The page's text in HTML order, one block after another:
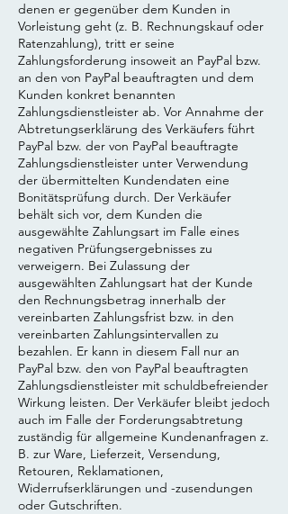
denen er gegenüber dem Kunden in
Vorleistung geht (z. B. Rechnungskauf oder
Ratenzahlung), tritt er seine
Zahlungsforderung insoweit an PayPal bzw.
an den von PayPal beauftragten und dem
Kunden konkret benannten
Zahlungsdienstleister ab. Vor Annahme der
Abtretungserklärung des Verkäufers führt
PayPal bzw. der von PayPal beauftragte
Zahlungsdienstleister unter Verwendung
der übermittelten Kundendaten eine
Bonitätsprüfung durch. Der Verkäufer
behält sich vor, dem Kunden die
ausgewählte Zahlungsart im Falle eines
negativen Prüfungsergebnisses zu
verweigern. Bei Zulassung der
ausgewählten Zahlungsart hat der Kunde
den Rechnungsbetrag innerhalb der
vereinbarten Zahlungsfrist bzw. in den
vereinbarten Zahlungsintervallen zu
bezahlen. Er kann in diesem Fall nur an
PayPal bzw. den von PayPal beauftragten
Zahlungsdienstleister mit schuldbefreiender
Wirkung leisten. Der Verkäufer bleibt jedoch
auch im Falle der Forderungsabtretung
zuständig für allgemeine Kundenanfragen z.
B. zur Ware, Lieferzeit, Versendung,
Retouren, Reklamationen,
Widerrufserklärungen und -zusendungen
oder Gutschriften.